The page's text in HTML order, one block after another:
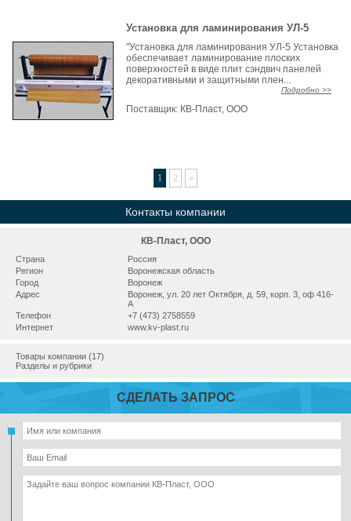
Установка для ламинирования УЛ-5
"Установка для ламинирования УЛ-5 Установка
обеспечивает ламинирование плоских
поверхностей в виде плит сэндвич панелей
декоративными и защитными плен...
Подробно >>
Поставщик: КВ-Пласт, ООО
1 2 »
Контакты компании
КВ-Пласт, ООО
Страна
Россия
Регион
Воронежская область
Город
Воронеж
Адрес
Воронеж, ул. 20 лет Октября, д. 59, корп. 3, оф 416-
А
Телефон
+7 (473) 2758559
Интернет
www.kv-plast.ru
Товары компании (17)
Разделы и рубрики
СДЕЛАТЬ ЗАПРОС